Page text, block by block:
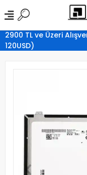
2900 TL ve Üzeri
120USD)